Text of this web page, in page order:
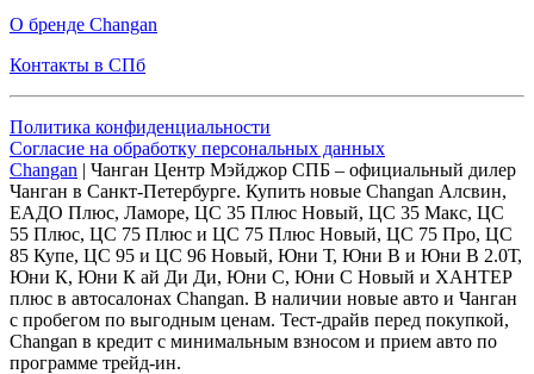
О бренде Changan
Контакты в СПб
Политика конфиденциальности
Согласие на обработку персональных данных
Changan | Чанган Центр Мэйджор СПБ – официальный дилер
Чанган в Санкт-Петербурге. Купить новые Changan Алсвин,
ЕАДО Плюс, Ламоре, ЦС 35 Плюс Новый, ЦС 35 Макс, ЦС
55 Плюс, ЦС 75 Плюс и ЦС 75 Плюс Новый, ЦС 75 Про, ЦС
85 Купе, ЦС 95 и ЦС 96 Новый, Юни Т, Юни В и Юни В 2.0Т,
Юни К, Юни К ай Ди Ди, Юни С, Юни С Новый и ХАНТЕР
плюс в автосалонах Changan. В наличии новые авто и Чанган
с пробегом по выгодным ценам. Тест-драйв перед покупкой,
Changan в кредит с минимальным взносом и прием авто по
программе трейд-ин.